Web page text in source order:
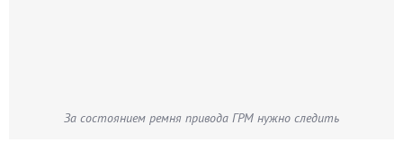
За состоянием ремня привода ГРМ нужно следить